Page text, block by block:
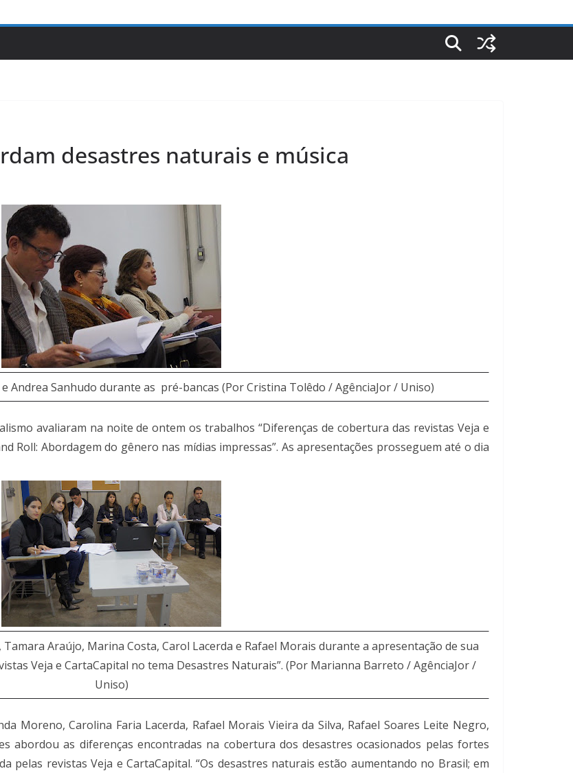
desastres naturais e música
Andrea Sanhudo durante as pré-bancas (Por Cristina Tolêdo / AgênciaJor / Uniso)
avaliaram na noite de ontem os trabalhos “Diferenças de cobertura das revistas Veja e
Roll: Abordagem do gênero nas mídias impressas”. As apresentações prosseguem até o dia
Araújo, Marina Costa, Carol Lacerda e Rafael Morais durante a apresentação de sua
Veja e CartaCapital no tema Desastres Naturais”. (Por Marianna Barreto / AgênciaJor /
Uniso)
Moreno, Carolina Faria Lacerda, Rafael Morais Vieira da Silva, Rafael Soares Leite Negro,
abordou as diferenças encontradas na cobertura dos desastres ocasionados pelas fortes
pelas revistas Veja e CartaCapital. “Os desastres naturais estão aumentando no Brasil; em